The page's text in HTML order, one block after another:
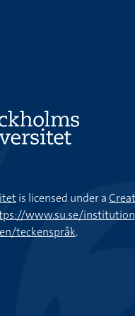
is licensed under a
www.su.se/
teckenspråk.